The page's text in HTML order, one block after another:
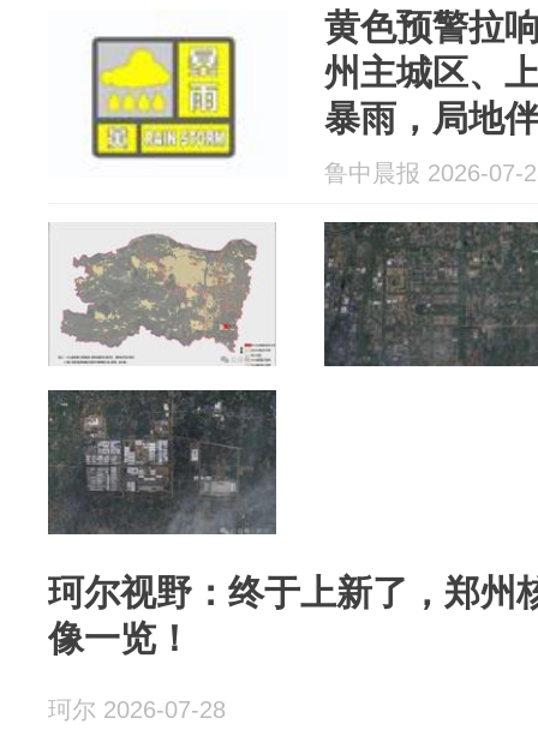
黄色预警拉
州主城区、
暴雨，局地
暴大风等强
鲁中晨报 2026-07-
珂尔视野：终于上新了，郑州
像一览！
珂尔 2026-07-28